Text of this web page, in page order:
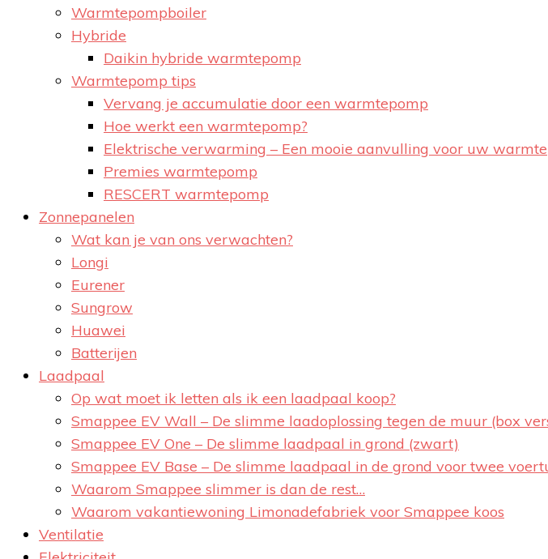
Warmtepompboiler
Hybride
Daikin hybride warmtepomp
Warmtepomp tips
Vervang je accumulatie door een warmtepomp
Hoe werkt een warmtepomp?
Elektrische verwarming – Een mooie aanvulling voor uw
Premies warmtepomp
RESCERT warmtepomp
Zonnepanelen
Wat kan je van ons verwachten?
Longi
Eurener
Sungrow
Huawei
Batterijen
Laadpaal
Op wat moet ik letten als ik een laadpaal koop?
Smappee EV Wall – De slimme laadoplossing tegen de muur (box
Smappee EV One – De slimme laadpaal in grond (zwart)
Smappee EV Base – De slimme laadpaal in de grond voor twee
Waarom Smappee slimmer is dan de rest…
Waarom vakantiewoning Limonadefabriek voor Smappee koos
Ventilatie